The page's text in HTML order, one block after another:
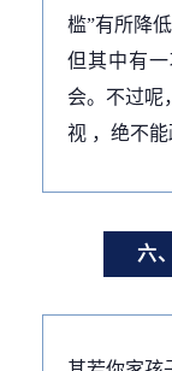
槛”有所降
但其中有
会。不过呢
视 ，绝不能
六